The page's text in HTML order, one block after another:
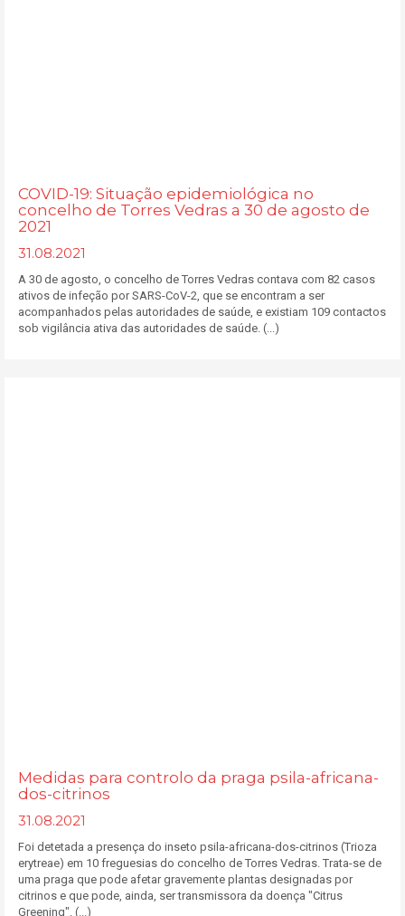
COVID-19: Situação epidemiológica no
concelho de Torres Vedras a 30 de agosto de
2021
31.08.2021
A 30 de agosto, o concelho de Torres Vedras contava com 82 casos
ativos de infeção por SARS-CoV-2, que se encontram a ser
acompanhados pelas autoridades de saúde, e existiam 109 contactos
sob vigilância ativa das autoridades de saúde. (...)
Medidas para controlo da praga psila-africana-
dos-citrinos
31.08.2021
Foi detetada a presença do inseto psila-africana-dos-citrinos (Trioza
erytreae) em 10 freguesias do concelho de Torres Vedras. Trata-se de
uma praga que pode afetar gravemente plantas designadas por
citrinos e que pode, ainda, ser transmissora da doença "Citrus
Greening". (...)